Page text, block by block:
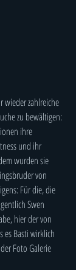
wieder zahlreiche
zu bewältigen:
ihre
und ihr
wurden sie
von
Für die, die
Swen
hier der von
es Basti wirklich
Foto Galerie